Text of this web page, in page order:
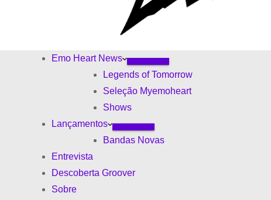
Emo Heart News
Legends of Tomorrow
Seleção Myemoheart
Shows
Lançamentos
Bandas Novas
Entrevista
Descoberta Groover
Sobre